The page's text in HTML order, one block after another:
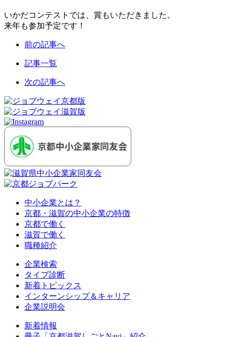
いかだコンテストでは、賞もいただきました。
来年も参加予定です！
前の記事へ
記事一覧
次の記事へ
中小企業とは？
京都・滋賀の中小企業の特徴
京都で働く
滋賀で働く
職種紹介
企業検索
タイプ診断
新着トピックス
インターンシップ＆キャリア
企業説明会
新着情報